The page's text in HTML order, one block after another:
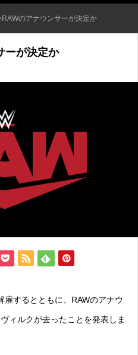
RAWのアナウンサーが決定か
ーが決定か
するとともに、RAWのアナウ
ィルクが去ったことを発表しま